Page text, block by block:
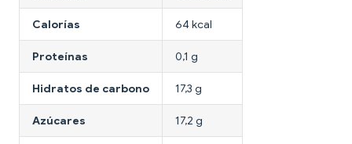
Calorías 64 kcal
Proteínas 0,1 g
Hidratos de carbono 17,3 g
Azúcares 17,2 g